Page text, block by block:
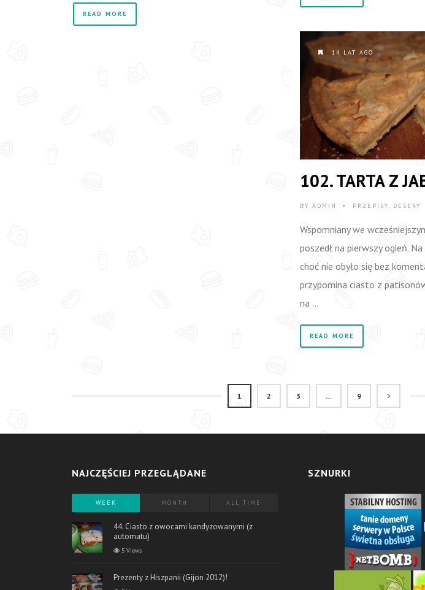
READ MORE
14 LAT AGO
102. TARTA Z
BY ADMIN • PRZEPISY, DESERY
Wspomniany we
poszedł na pierwszy ogień.
choć nie obyło się bez
przypomina ciasto z
na …
READ MORE
1 2 3 … 9
NAJCZĘŚCIEJ PRZEGLĄDANE
WEEK MONTH ALL TIME
44. Ciasto z owocami kandyzowanymi (z
automatu)
5 Views
Prezenty z Hiszpanii (Gijon 2012)!
SZNURKI